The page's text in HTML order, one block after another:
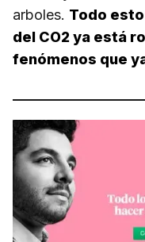
arboles. Todo
del CO2 ya está
fenómenos que